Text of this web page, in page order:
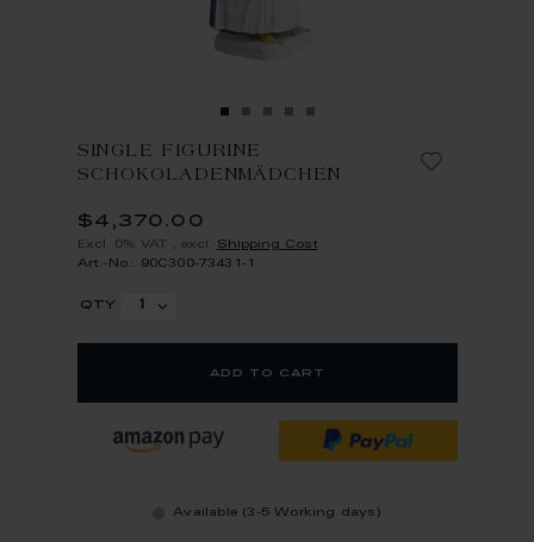
SINGLE FIGURINE
SCHOKOLADENMÄDCHEN
$4,370.00
Excl. 0% VAT excl. Shipping Cost
Art.-No.: 90C300-73431-1
qty
add to cart
Available (3-5 Working days)